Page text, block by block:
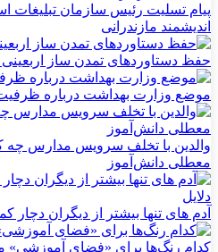
پیام تسلیت رئیس سازمان تبلیغات
اندیشمند مازندرانی
حفظ دستاوردهای تمدن ساز اربعینی
موضع وزارت بهداشت درباره ظرفیت
والدین با تخلف سرویس مدارس چه
معطلی دانش‌آموز
آدم های تنها بیشتر از دیگران دچار
کدام رنگ‌ها برای «فضای آموزشی»